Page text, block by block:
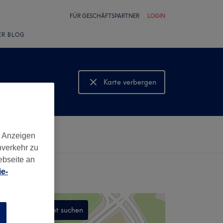
FÜR GESCHÄFTSPARTNER LOGIN
BLOG
Karte verbergen
Karte anzeigen
In diesem Gebiet suchen
zu
an